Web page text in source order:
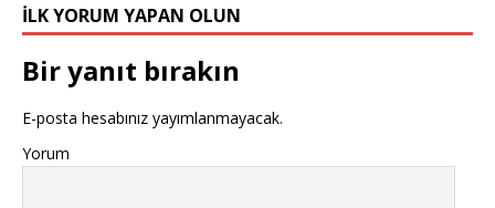
İLK YORUM YAPAN OLUN
Bir yanıt bırakın
E-posta hesabınız yayımlanmayacak.
Yorum